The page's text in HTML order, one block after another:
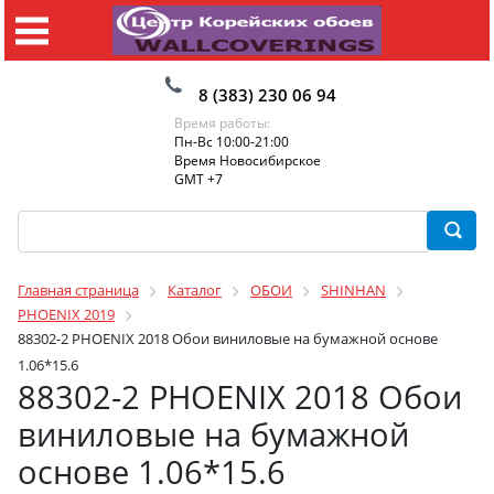
8 (383) 230 06 94
Время работы:
Пн-Вс 10:00-21:00
Время Новосибирское
GMT +7
Главная страница Каталог ОБОИ
SHINHAN
PHOENIX 2019
88302-2 PHOENIX 2018 Обои виниловые на бумажной основе
1.06*15.6
88302-2 PHOENIX 2018 Обои
виниловые на бумажной
основе 1.06*15.6